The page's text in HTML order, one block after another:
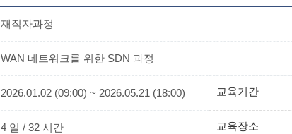
재직자과정
WAN 네트워크를 위한 SDN 과정
2026.01.02 (09:00) ~ 2026.05.21 (18:00) 교육기간
4 일 / 32 시간 교육장소